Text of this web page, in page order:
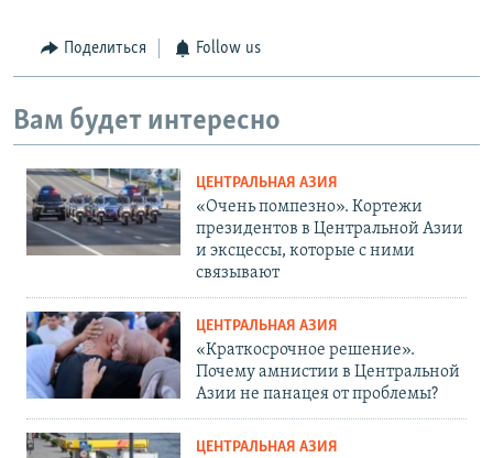
Поделиться Follow us
Вам будет интересно
ЦЕНТРАЛЬНАЯ АЗИЯ
«Очень помпезно». Кортежи
президентов в Центральной Азии
и эксцессы, которые с ними
связывают
ЦЕНТРАЛЬНАЯ АЗИЯ
«Краткосрочное решение».
Почему амнистии в Центральной
Азии не панацея от проблемы?
ЦЕНТРАЛЬНАЯ АЗИЯ